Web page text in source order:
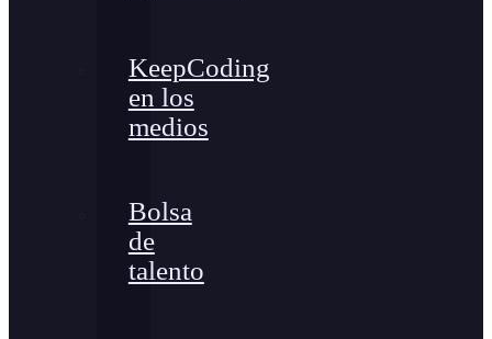
KeepCoding
en los
medios
Bolsa
de
talento